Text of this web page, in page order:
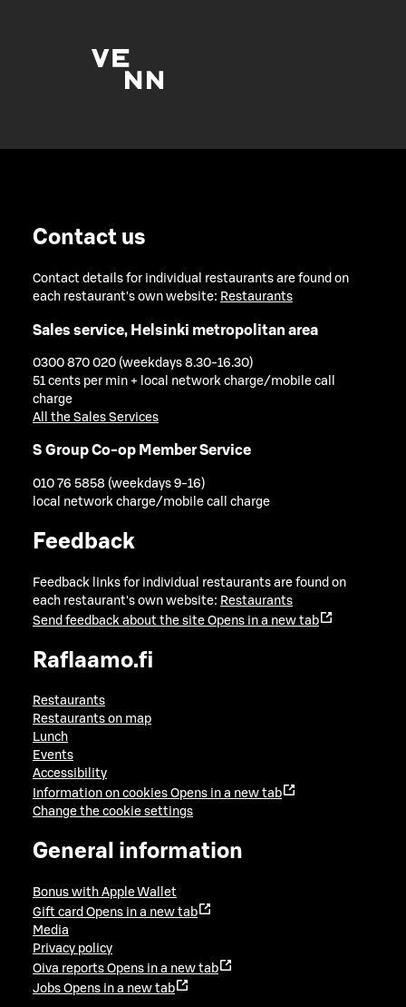
Contact us
Contact details for individual restaurants are found on
each restaurant's own website: Restaurants
Sales service, Helsinki metropolitan area
0300 870 020 (weekdays 8.30-16.30)
51 cents per min + local network charge/mobile call
charge
All the Sales Services
S Group Co-op Member Service
010 76 5858 (weekdays 9-16)
local network charge/mobile call charge
Feedback
Feedback links for individual restaurants are found on
each restaurant's own website: Restaurants
Send feedback about the site Opens in a new tab
Raflaamo.fi
Restaurants
Restaurants on map
Lunch
Events
Accessibility
Information on cookies Opens in a new tab
Change the cookie settings
General information
Bonus with Apple Wallet
Gift card Opens in a new tab
Media
Privacy policy
Oiva reports Opens in a new tab
Jobs Opens in a new tab